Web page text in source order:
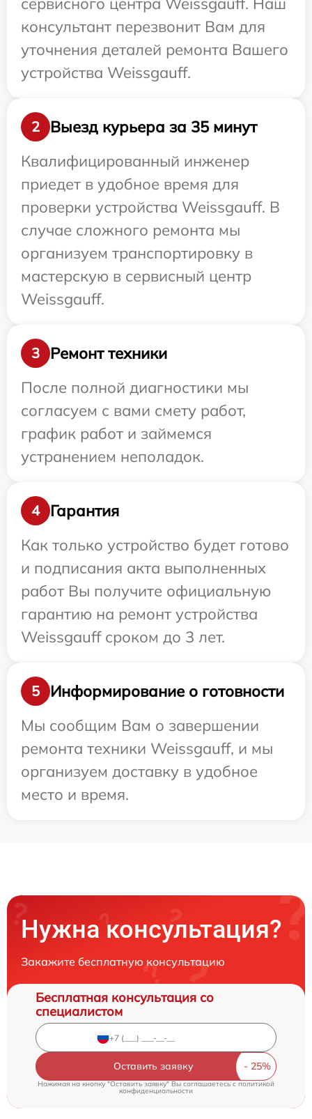
консультант перезвонит Вам для
уточнения деталей ремонта Вашего
устройства Weissgauff.
2
Выезд курьера за 35 минут
Квалифицированный инженер
приедет в удобное время для
проверки устройства Weissgauff. В
случае сложного ремонта мы
организуем транспортировку в
мастерскую в сервисный центр
Weissgauff.
3
Ремонт техники
После полной диагностики мы
согласуем с вами смету работ,
график работ и займемся
устранением неполадок.
4
Гарантия
Как только устройство будет готово
и подписания акта выполненных
работ Вы получите официальную
гарантию на ремонт устройства
Weissgauff сроком до 3 лет.
5
Информирование о готовности
Мы сообщим Вам о завершении
ремонта техники Weissgauff, и мы
организуем доставку в удобное
место и время.
Нужна консультация?
Закажите бесплатную консультацию
Бесплатная консультация со
специалистом
Оставить заявку
Нажимая на кнопку "Оставить заявку" Вы соглашаетесь c политикой
конфиденциальности